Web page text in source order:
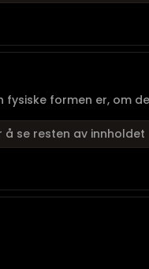
formen er, om
å se resten av innholdet